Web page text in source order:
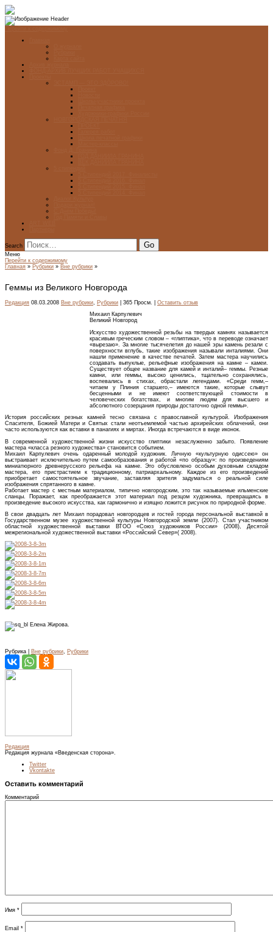
Search
Меню
Перейти к содержимому
Главная » Рубрики » Вне рубрики »
Геммы из Великого Новгорода
Редакция 08.03.2008 Вне рубрики, Рубрики | 365 Просм. | Оставить отзыв
Михаил Карпулевич
Великий Новгород
Искусство художественной резьбы на твердых камнях называется
красивым греческим словом – «глиптика», что в переводе означает
«вырезаю». За многие тысячелетия до нашей эры камень резали с
поверхности вглубь, такие изображения называли инталиями. Они
нашли применение в качестве печатей. Затем мастера научились
создавать выпуклые, рельефные изображения на камне – камеи.
Существует общее название для камей и инталий– геммы. Резные
камни, или геммы, высоко ценились, тщательно сохранялись,
воспевались в стихах, обрастали легендами. «Среди гемм,–
читаем у Плиния старшего,– имеются такие, которые слывут
бесценными и не имеют соответствующей стоимости в
человеческих богатствах, и многим людям для высшего и
абсолютного созерцания природы достаточно одной геммы».
История российских резных камней тесно связана с православной культурой. Изображения
Спасителя, Божией Матери и Святых стали неотъемлемой частью архирейских облачений, они
часто используются как вставки в панагиях и миртах. Иногда встречаются в виде иконок.
В современной художественной жизни искусство глиптики незаслуженно забыто. Появление
мастера «класса резного художества» становится событием.
Михаил Карпулевич очень одаренный молодой художник. Личную «культурную одиссею» он
выстраивает исключительно путем самообразования и работой «по образцу»: по произведениям
миниатюрного древнерусского рельефа на камне. Это обусловлено особым духовным складом
мастера, его пристрастием к традиционному, патриархальному. Каждое из его произведений
приобретает самостоятельное звучание, заставляя зрителя задуматься о реальной силе
изображения спрятанного в камне.
Работает мастер с местным материалом, типично новгородским, это так называемые ильменские
сланцы. Поражает, как преображается этот материал под резцом художника, превращаясь в
произведение высокого искусства, как гармонично и изящно ложится рисунок по природной форме.
В свои двадцать лет Михаил порадовал новгородцев и гостей города персональной выставкой в
Государственном музее художественной культуры Новгородской земли (2007). Стал участником
областной художественной выставки ВТОО «Союз художников России» (2008), Десятой
межрегиональной художественной выставки «Российский Север»( 2008).
Елена Жирова.
Рубрика | Вне рубрики, Рубрики
Редакция
Редакция журнала «Введенская сторона».
Twitter
Vkontakte
Оставить комментарий
Комментарий
Имя *
Email *